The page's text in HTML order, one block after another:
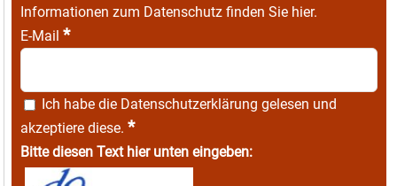
Informationen zum Datenschutz finden Sie hier.
E-Mail *
Ich habe die Datenschutzerklärung gelesen und
akzeptiere diese. *
Bitte diesen Text hier unten eingeben: